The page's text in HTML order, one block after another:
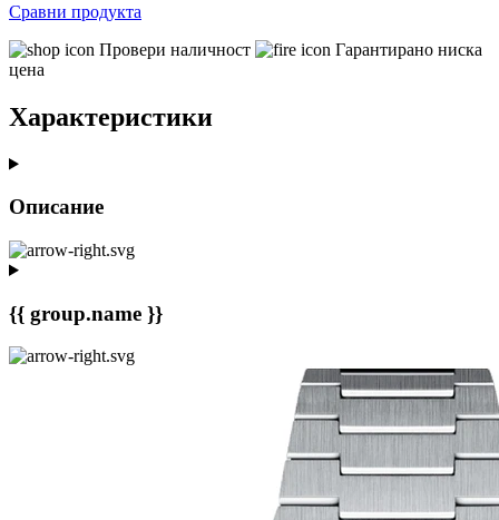
Сравни продукта
Провери наличност
Гарантирано ниска
цена
Характеристики
Описание
{{ group.name }}